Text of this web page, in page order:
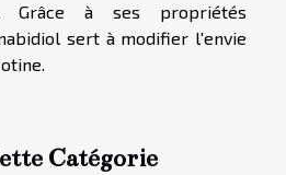
Grâce à ses propriétés
sert à modifier l'envie
Catégorie